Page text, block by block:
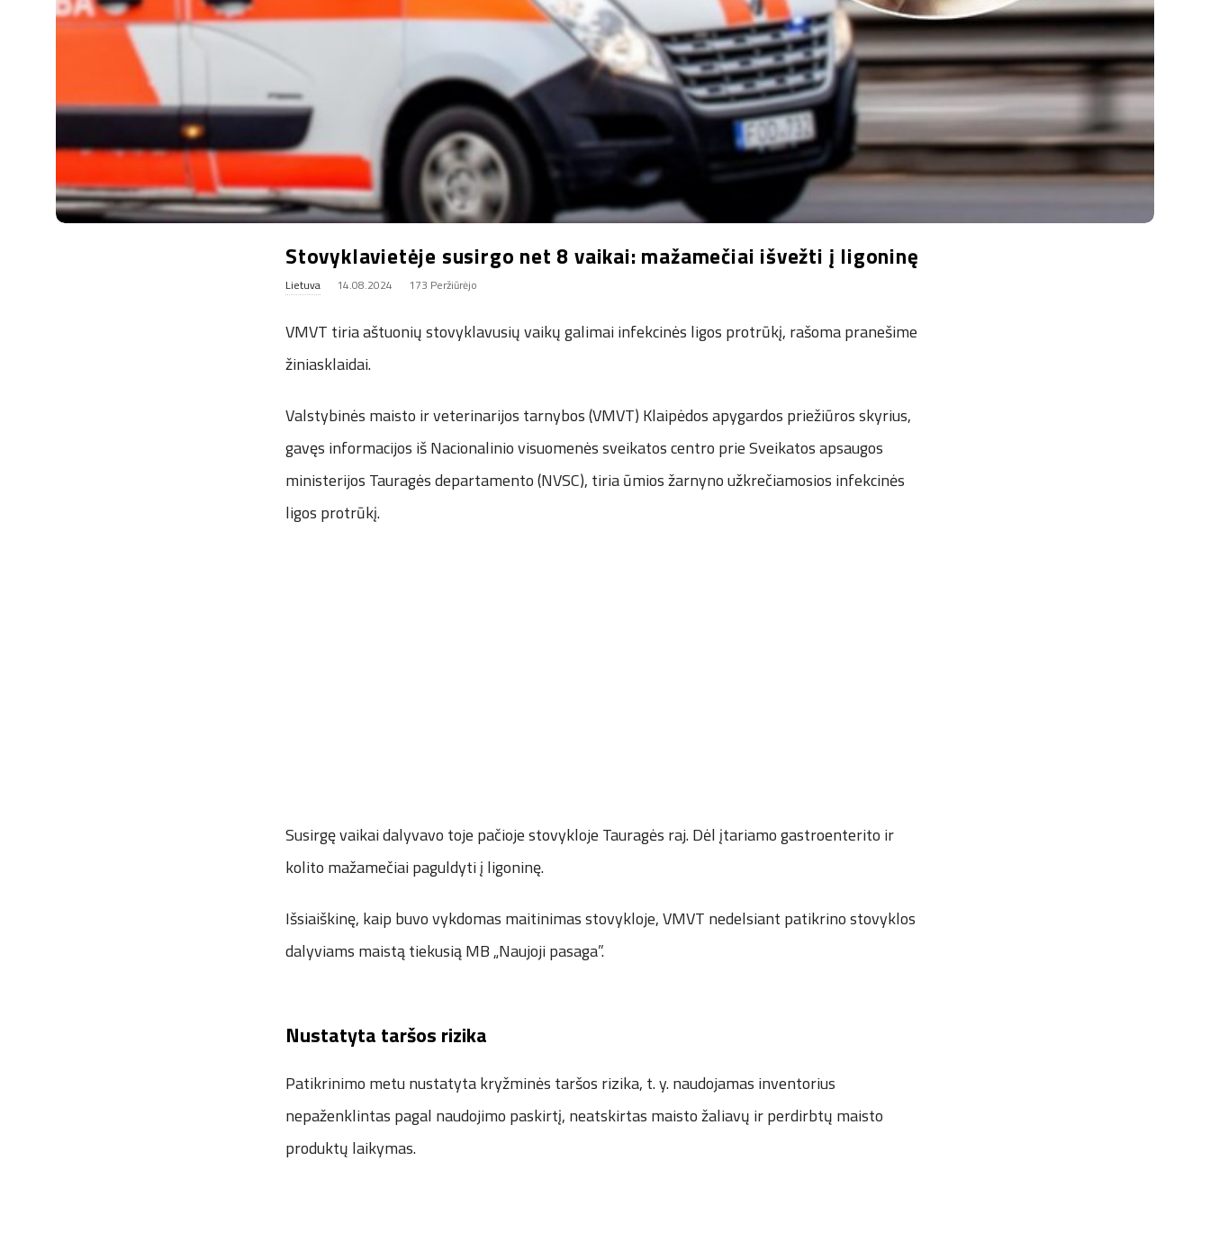
k
Stovyklavietėje susirgo net 8 vaikai: mažamečiai išvežti į ligoninę
Lietuva 14.08.2024 173 Peržiūrėjo
VMVT tiria aštuonių stovyklavusių vaikų galimai infekcinės ligos protrūkį, rašoma pranešime
žiniasklaidai.
Valstybinės maisto ir veterinarijos tarnybos (VMVT) Klaipėdos apygardos priežiūros skyrius,
gavęs informacijos iš Nacionalinio visuomenės sveikatos centro prie Sveikatos apsaugos
ministerijos Tauragės departamento (NVSC), tiria ūmios žarnyno užkrečiamosios infekcinės
ligos protrūkį.
Susirgę vaikai dalyvavo toje pačioje stovykloje Tauragės raj. Dėl įtariamo gastroenterito ir
kolito mažamečiai paguldyti į ligoninę.
Išsiaiškinę, kaip buvo vykdomas maitinimas stovykloje, VMVT nedelsiant patikrino stovyklos
dalyviams maistą tiekusią MB „Naujoji pasaga”.
Nustatyta taršos rizika
Patikrinimo metu nustatyta kryžminės taršos rizika, t. y. naudojamas inventorius
nepaženklintas pagal naudojimo paskirtį, neatskirtas maisto žaliavų ir perdirbtų maisto
produktų laikymas.